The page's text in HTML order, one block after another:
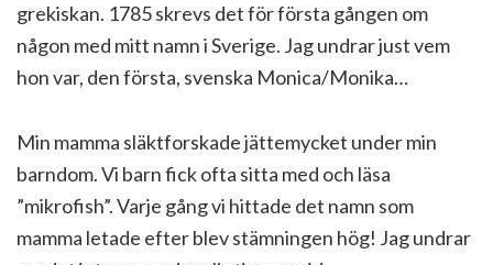
grekiskan. 1785 skrevs det för första gången om
någon med mitt namn i Sverige. Jag undrar just vem
hon var, den första, svenska Monica/Monika…
Min mamma släktforskade jättemycket under min
barndom. Vi barn fick ofta sitta med och läsa
”mikrofish”. Varje gång vi hittade det namn som
mamma letade efter blev stämningen hög! Jag undrar